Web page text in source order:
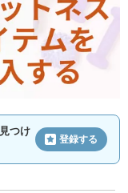
見つけ
登録する